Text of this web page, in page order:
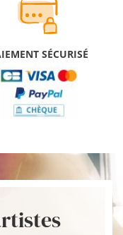
SÉCURISÉ